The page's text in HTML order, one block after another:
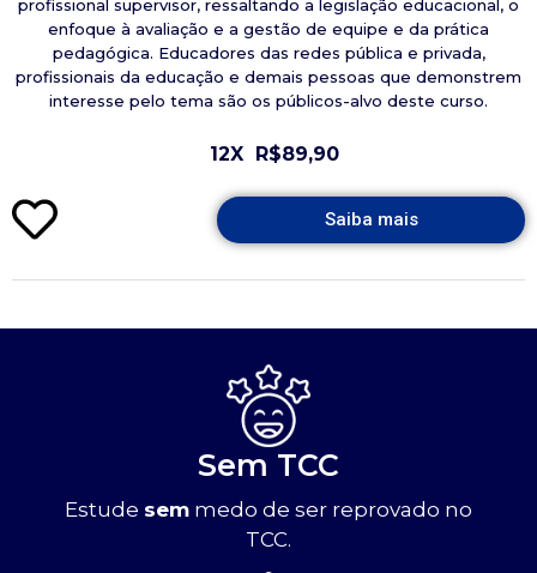
profissional supervisor, ressaltando a legislação educacional, o
enfoque à avaliação e a gestão de equipe e da prática
pedagógica. Educadores das redes pública e privada,
profissionais da educação e demais pessoas que demonstrem
interesse pelo tema são os públicos-alvo deste curso.
12X R$89,90
Saiba mais
Sem TCC
Estude sem medo de ser reprovado no
TCC.